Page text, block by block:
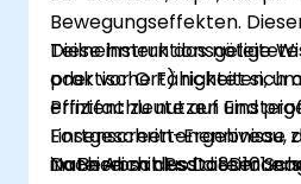
Bewegungseffekten.
Teilnehmern das nötige
praktische Fähigkeiten, um
effizient zu nutzen und
Linsenscreen-Ergebnisse
im Bereich des
Diese
oder vor Ort) richtet sich
Printfachleute auf
Fortgeschrittenenniveau,
Dateien mit Psdto3D101
Nach Abschluss dieser